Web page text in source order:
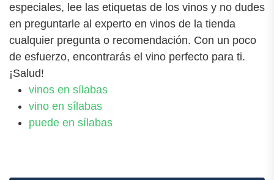
especiales, lee las etiquetas de los vinos y no dudes
en preguntarle al experto en vinos de la tienda
cualquier pregunta o recomendación. Con un poco
de esfuerzo, encontrarás el vino perfecto para ti.
¡Salud!
vinos en sílabas
vino en sílabas
puede en sílabas